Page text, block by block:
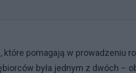
które pomagają w prowadzeniu
była jednym z dwóch –